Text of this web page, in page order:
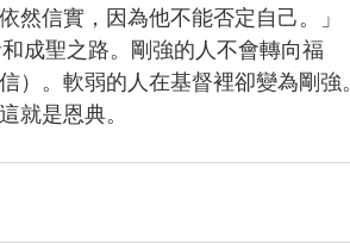
然信實，因為他不能否定自己。」
成聖之路。剛強的人不會轉向福
。軟弱的人在基督裡卻變為剛強。
就是恩典。